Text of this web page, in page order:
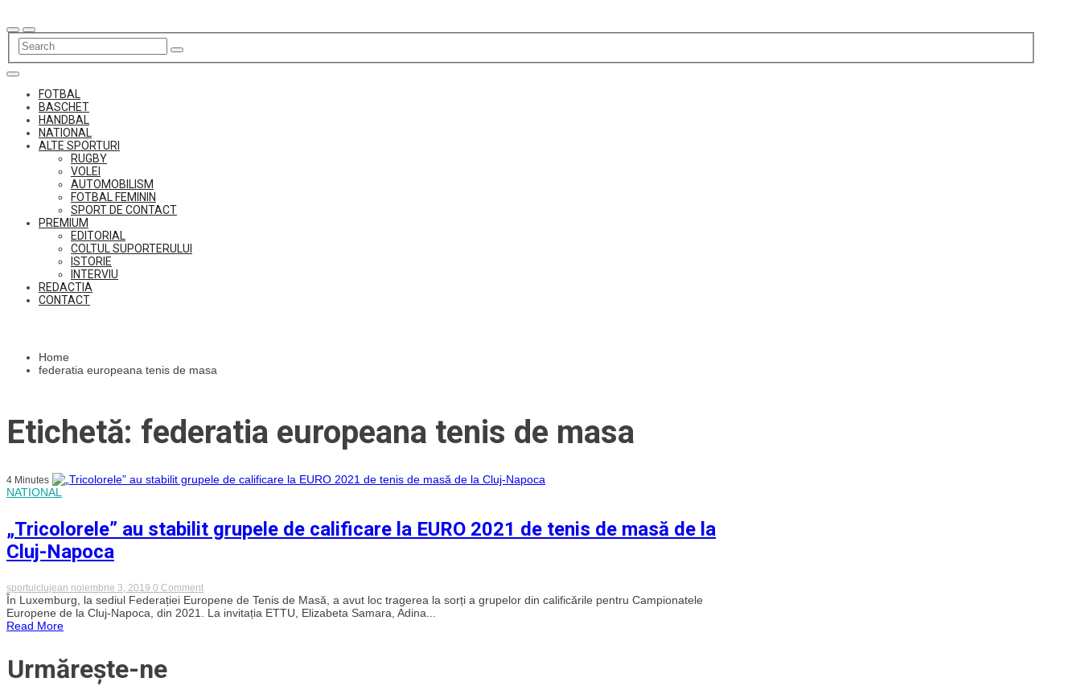
to
content
FOTBAL
BASCHET
HANDBAL
NATIONAL
ALTE SPORTURI
RUGBY
VOLEI
AUTOMOBILISM
FOTBAL FEMININ
SPORT DE CONTACT
PREMIUM
EDITORIAL
COLTUL SUPORTERULUI
ISTORIE
INTERVIU
REDACTIA
CONTACT
Home
federatia europeana tenis de masa
Etichetă: federatia europeana tenis de masa
4 Minutes
NATIONAL
„Tricolorele” au stabilit grupele de calificare la EURO 2021 de tenis de masă de la
Cluj-Napoca
sportulclujean noiembrie 3, 2019 0 Commenton
„Tricolorele”
au
stabilit
În Luxemburg, la sediul Federației Europene de Tenis de Masă, a avut loc tragerea la sorți a grupelor din calificările pentru Campionatele
Europene de la Cluj-Napoca, din 2021. La invitația ETTU, Elizabeta Samara, Adina...
Read More
Urmărește-ne